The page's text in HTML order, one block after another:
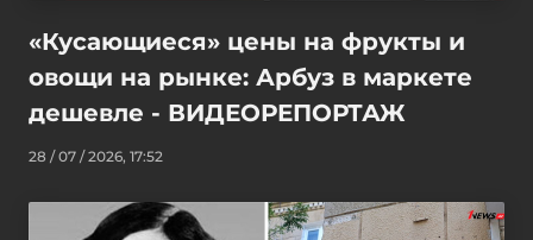
«Кусающиеся» цены на фрукты и
овощи на рынке: Арбуз в маркете
дешевле - ВИДЕОРЕПОРТАЖ
28 / 07 / 2026, 17:52